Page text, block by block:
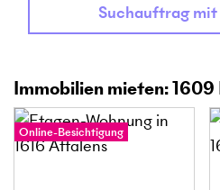
Suchauftrag
Immobilien mieten:
Online-Besichtigung